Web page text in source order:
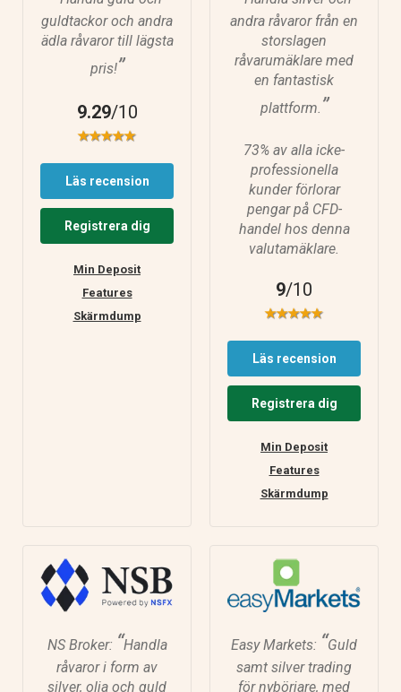
guldtackor och andra
ädla råvaror till lägsta
pris!”
9.29/10
Läs recension
Registrera dig
Min Deposit
Features
Skärmdump
andra råvaror från en
storslagen
råvarumäklare med
en fantastisk
plattform. ”
73% av alla icke-
professionella
kunder förlorar
pengar på CFD-
handel hos denna
valutamäklare.
9/10
Läs recension
Registrera dig
Min Deposit
Features
Skärmdump
NS Broker: “Handla
råvaror i form av
silver, olja och guld
Easy Markets: “Guld
samt silver trading
för nybörjare, med